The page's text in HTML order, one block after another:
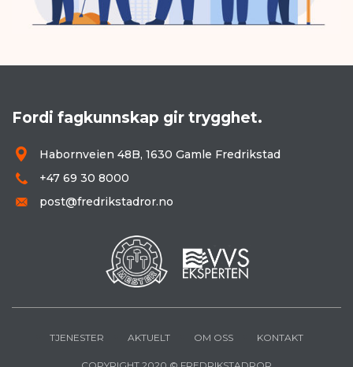
Fordi fagkunnskap gir trygghet.
Habornveien 48B, 1630 Gamle Fredrikstad
+47 69 30 8000
post@fredrikstadror.no
TJENESTER AKTUELT OM OSS KONTAKT